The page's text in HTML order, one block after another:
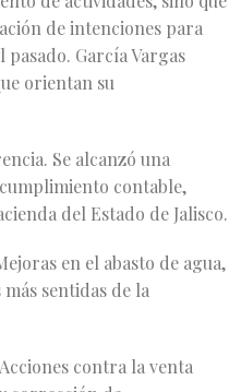
de intenciones para
García Vargas
orientan su
Se alcanzó una
contable,
del Estado de Jalisco.
en el abasto de agua,
sentidas de la
contra la venta